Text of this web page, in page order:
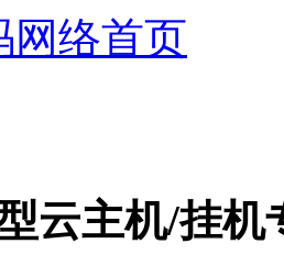
网络首页
云主机/挂机